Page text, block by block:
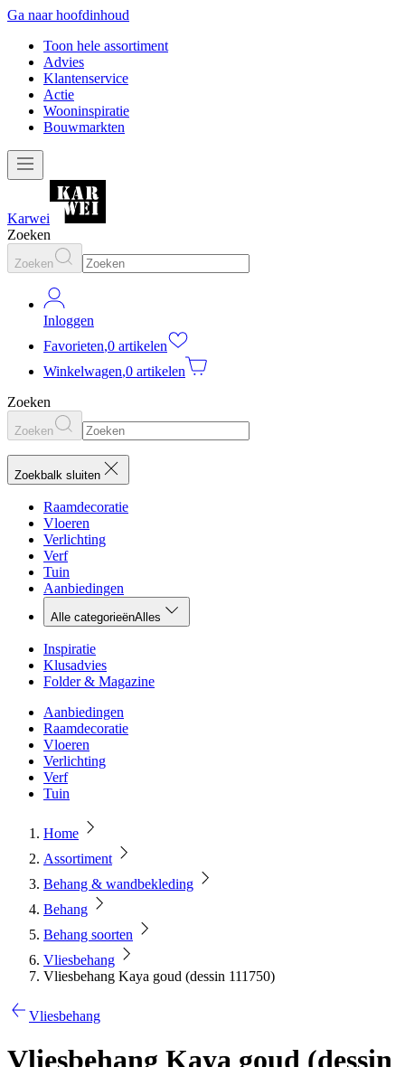
Ga naar hoofdinhoud
Toon hele assortiment
Advies
Klantenservice
Actie
Wooninspiratie
Bouwmarkten
Karwei
Zoeken
Zoeken
Inloggen
Favorieten,0 artikelen
Winkelwagen,0 artikelen
Zoeken
Zoeken
Zoekbalk sluiten
Raamdecoratie
Vloeren
Verlichting
Verf
Tuin
Aanbiedingen
Alle categorieënAlles
Inspiratie
Klusadvies
Folder & Magazine
Aanbiedingen
Raamdecoratie
Vloeren
Verlichting
Verf
Tuin
Home
Assortiment
Behang & wandbekleding
Behang
Behang soorten
Vliesbehang
Vliesbehang Kaya goud (dessin 111750)
Vliesbehang
Vliesbehang Kaya goud (dessin